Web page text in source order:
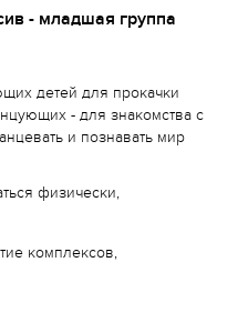
- младшая группа
детей для прокачки
- для знакомства с
и познавать мир
физически,
комплексов,